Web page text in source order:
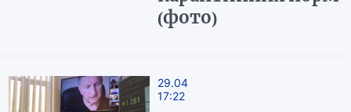
(фото)
29.04
17:22